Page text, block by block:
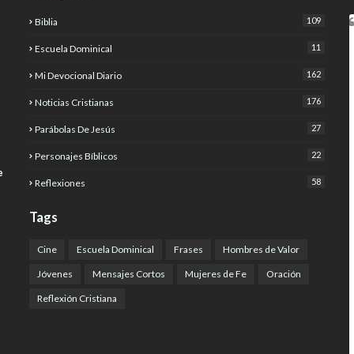
Biblia 109
Escuela Dominical 11
Mi Devocional Diario 162
Noticias Cristianas 176
Parábolas De Jesús 27
Personajes Bíblicos 22
Reflexiones 58
Tags
Cine Escuela Dominical Frases Hombres de Valor
Jóvenes Mensajes Cortos Mujeres de Fe Oración
Reflexión Cristiana